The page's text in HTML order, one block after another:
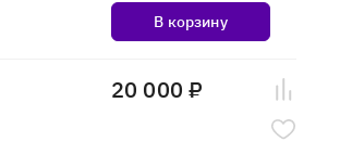
В корзину
20 000 ₽